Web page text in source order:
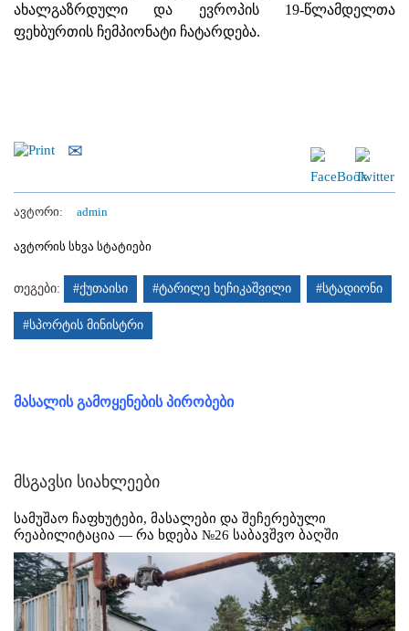
ახალგაზრდული და ევროპის 19-წლამდელთა
ფეხბურთის ჩემპიონატი ჩატარდება.
ავტორი: admin
ავტორის სხვა სტატიები
თეგები: #ქუთაისი #ტარილე ხეჩიკაშვილი #სტადიონი
#სპორტის მინისტრი
მასალის გამოყენების პირობები
მსგავსი სიახლეები
სამუშაო ჩაფხუტები, მასალები და შეჩერებული
რეაბილიტაცია — რა ხდება №26 საბავშვო ბაღში